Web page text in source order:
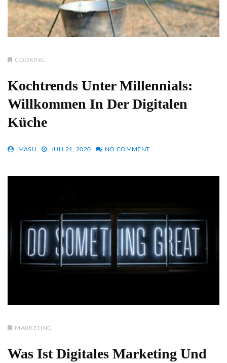
COOKING
Kochtrends Unter Millennials:
Willkommen In Der Digitalen
Küche
MASU JULI 21, 2020 NO COMMENT
MARKETING
Was Ist Digitales Marketing Und